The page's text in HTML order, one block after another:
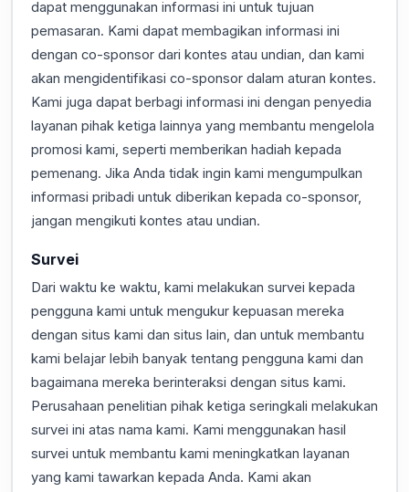
dapat menggunakan informasi ini untuk tujuan
pemasaran. Kami dapat membagikan informasi ini
dengan co-sponsor dari kontes atau undian, dan kami
akan mengidentifikasi co-sponsor dalam aturan kontes.
Kami juga dapat berbagi informasi ini dengan penyedia
layanan pihak ketiga lainnya yang membantu mengelola
promosi kami, seperti memberikan hadiah kepada
pemenang. Jika Anda tidak ingin kami mengumpulkan
informasi pribadi untuk diberikan kepada co-sponsor,
jangan mengikuti kontes atau undian.
Survei
Dari waktu ke waktu, kami melakukan survei kepada
pengguna kami untuk mengukur kepuasan mereka
dengan situs kami dan situs lain, dan untuk membantu
kami belajar lebih banyak tentang pengguna kami dan
bagaimana mereka berinteraksi dengan situs kami.
Perusahaan penelitian pihak ketiga seringkali melakukan
survei ini atas nama kami. Kami menggunakan hasil
survei untuk membantu kami meningkatkan layanan
yang kami tawarkan kepada Anda. Kami akan